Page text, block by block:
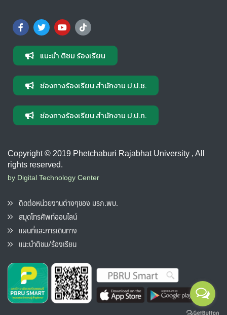
แนะนำ ติชม ร้องเรียน
ช่องทางร้องเรียน สำนักงาน ป.ป.ช.
ช่องทางร้องเรียน สำนักงาน ป.ป.ท.
Copyright © 2019 Phetchaburi Rajabhat University , All
rights reserved.
by Digital Technology Center
ติดต่อหน่วยงานต่างๆของ มรภ.พบ.
สมุดโทรศัพท์ออนไลน์
แผนที่และการเดินทาง
แนะนำติชม/ร้องเรียน